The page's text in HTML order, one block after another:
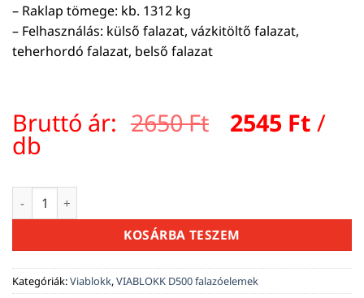
– Raklap tömege: kb. 1312 kg
– Felhasználás: külső falazat, vázkitöltő falazat,
teherhordó falazat, belső falazat
Bruttó ár: 2650Ft Original
2545 Ft /
db
VIABLOKK D500/45 NF+GT falazóelem 600×200×450 mm
KOSÁRBA TESZEM
Kategóriák:Viablokk,VIABLOKK D500 falazóelemek